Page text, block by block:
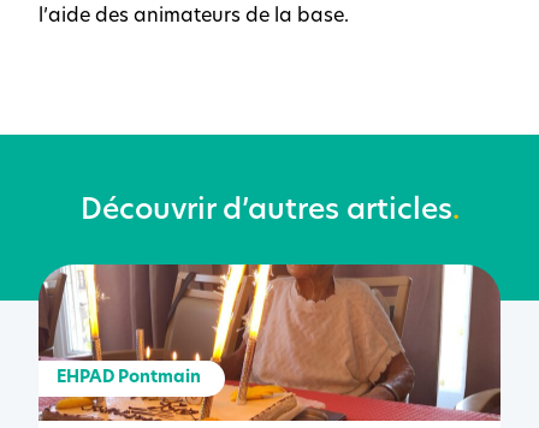
l’aide des animateurs de la base.
Découvrir d’autres articles.
EHPAD Pontmain